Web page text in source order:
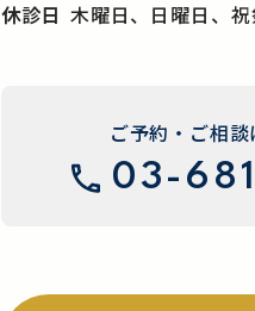
休診日 木曜日、日曜日、祝
ご予約・ご相談
03-